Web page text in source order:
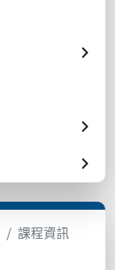
課程資訊